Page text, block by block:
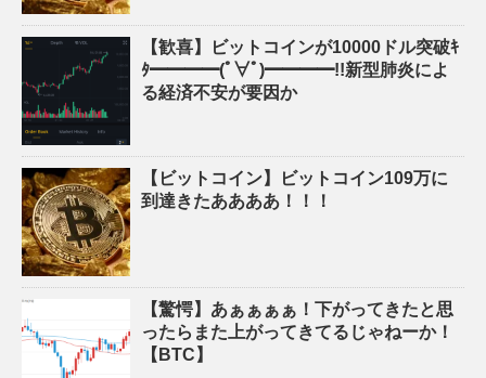
【歓喜】ビットコインが10000ドル突破ｷ
ﾀ━━━━(ﾟ∀ﾟ)━━━━!!新型肺炎によ
る経済不安が要因か
【ビットコイン】ビットコイン109万に
到達きたああああ！！！
【驚愕】あぁぁぁぁ！下がってきたと思
ったらまた上がってきてるじゃねーか！
【BTC】